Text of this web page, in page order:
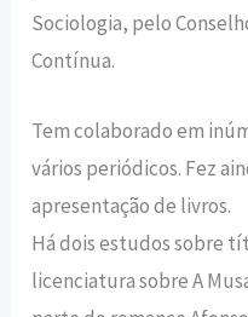
Sociologia, pelo
Contínua.
Tem colaborado em
vários periódicos. Fez
apresentação de livros.
Há dois estudos sobre
licenciatura sobre A